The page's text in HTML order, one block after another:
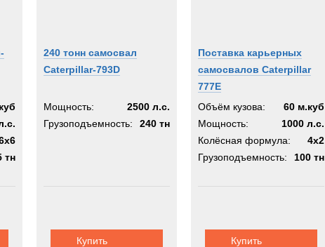
тн
240 тонн самосвал
Caterpillar-793D
Мощность:
2500 л.с.
Грузоподъемность:
240 тн
Купить
Поставка карьерных
самосвалов Caterpillar
777E
Объём кузова:
60 м.куб
Мощность:
1000 л.с.
Колёсная формула:
4х2
Грузоподъемность:
100 тн
Купить